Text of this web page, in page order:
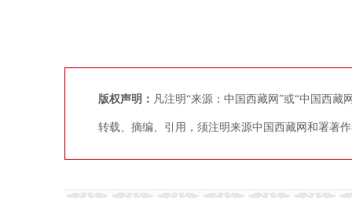
版权声明： 凡注明“来源：中国西藏网”或“中国西
转载、摘编、引用，须注明来源中国西藏网和署著